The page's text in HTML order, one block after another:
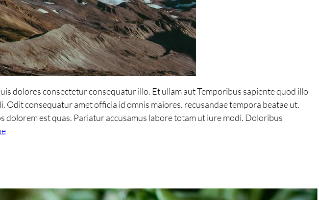
dolores consectetur consequatur illo. Et ullam aut Temporibus sapiente quod illo
Odit consequatur amet officia id omnis maiores. recusandae tempora beatae ut.
dolorem est quas. Pariatur accusamus labore totam ut iure modi. Doloribus